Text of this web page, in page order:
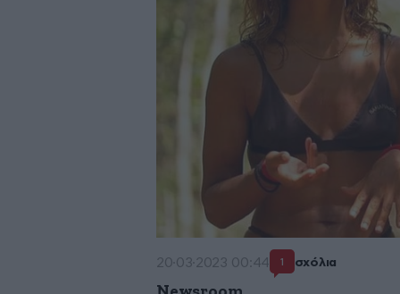
20·03·2023 00:44 1 σχόλια